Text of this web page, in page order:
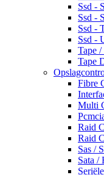
Ssd -
Ssd -
Ssd -
Ssd -
Tape
Tape
Fibre
Multi
Raid
Raid
Sas /
Sata /